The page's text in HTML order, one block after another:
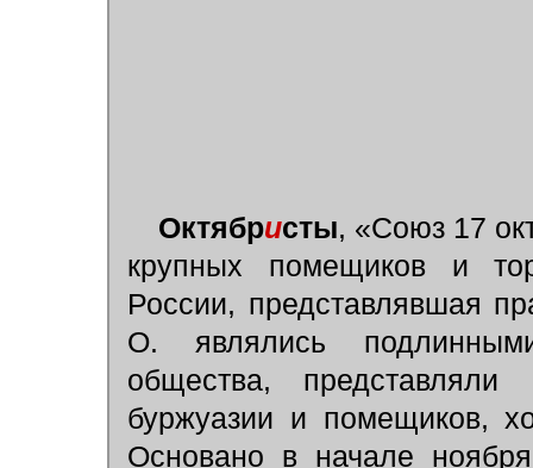
Октябристы, «Союз 17
крупных помещиков и
России, представлявшая
О. являлись подлинными
общества,
буржуазии и помещиков,
Основано в начале